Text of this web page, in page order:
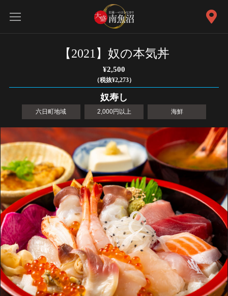
【2021】奴の本気丼
¥2,500
（税抜¥2,273）
奴寿し
六日町地域 2,000円以上 海鮮